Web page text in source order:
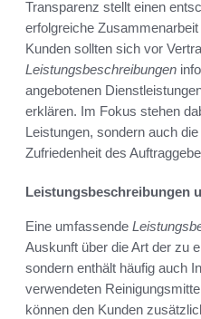
Transparenz stellt einen
erfolgreiche
Kunden sollten sich vor
Leistungsbeschreibungen
angebotenen
erklären. Im Fokus stehen
Leistungen, sondern auch
Zufriedenheit des
Leistungsbeschreibungen
Eine umfassende
Auskunft über die Art der zu
sondern enthält häufig auch
verwendeten
können den Kunden